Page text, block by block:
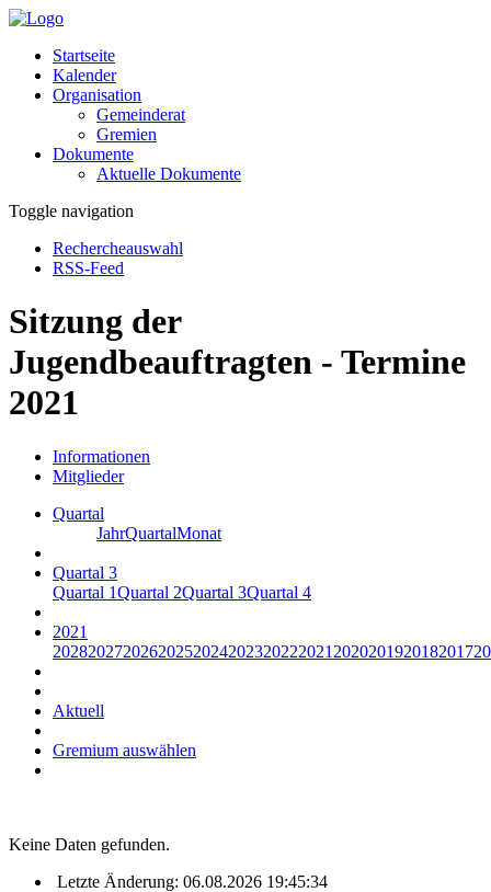
Startseite
Kalender
Organisation
Gemeinderat
Gremien
Dokumente
Aktuelle Dokumente
Toggle navigation
Rechercheauswahl
RSS-Feed
Sitzung der
Jugendbeauftragten - Termine
2021
Informationen
Mitglieder
Quartal
JahrQuartalMonat
Quartal 3
Quartal 1Quartal 2Quartal 3Quartal 4
2021
20282027202620252024202320222021 2020201920182017
Aktuell
Gremium auswählen
Keine Daten gefunden.
Letzte Änderung: 06.08.2026 19:45:34